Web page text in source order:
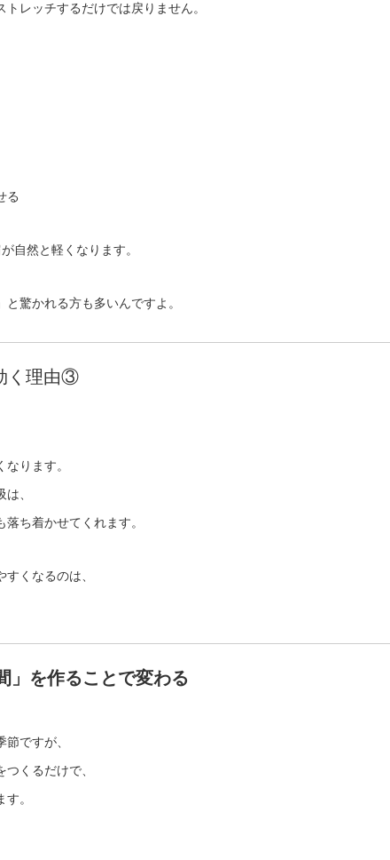
レッチするだけでは戻りません。
る
自然と軽くなります。
驚かれる方も多いんですよ。
く理由③
ります。
、
ち着かせてくれます。
くなるのは、
」を作ることで変わる
ですが、
くるだけで、
。